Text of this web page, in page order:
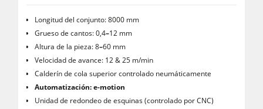
Longitud del conjunto: 8000 mm
Grueso de cantos: 0,4–12 mm
Altura de la pieza: 8–60 mm
Velocidad de avance: 12 & 25 m/min
Calderín de cola superior controlado neumáticamente
Automatización: e-motion
Unidad de redondeo de esquinas (controlado por CNC)